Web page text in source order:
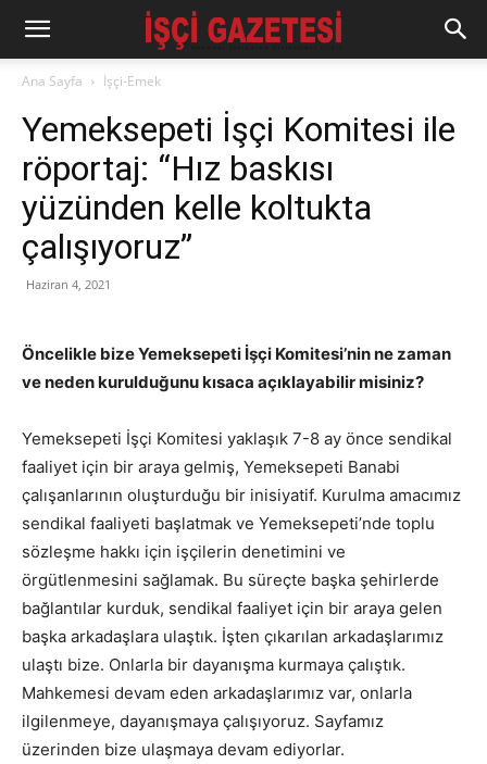
Ana Sayfa İşçi-Emek
Yemeksepeti İşçi Komitesi ile
röportaj: “Hız baskısı
yüzünden kelle koltukta
çalışıyoruz”
Haziran 4, 2021
Öncelikle bize Yemeksepeti İşçi Komitesi’nin ne zaman
ve neden kurulduğunu kısaca açıklayabilir misiniz?
Yemeksepeti İşçi Komitesi yaklaşık 7-8 ay önce sendikal
faaliyet için bir araya gelmiş, Yemeksepeti Banabi
çalışanlarının oluşturduğu bir inisiyatif. Kurulma amacımız
sendikal faaliyeti başlatmak ve Yemeksepeti’nde toplu
sözleşme hakkı için işçilerin denetimini ve
örgütlenmesini sağlamak. Bu süreçte başka şehirlerde
bağlantılar kurduk, sendikal faaliyet için bir araya gelen
başka arkadaşlara ulaştık. İşten çıkarılan arkadaşlarımız
ulaştı bize. Onlarla bir dayanışma kurmaya çalıştık.
Mahkemesi devam eden arkadaşlarımız var, onlarla
ilgilenmeye, dayanışmaya çalışıyoruz. Sayfamız
üzerinden bize ulaşmaya devam ediyorlar.